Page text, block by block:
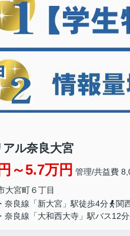
アル奈良大宮
～5.7万円 管理/共益費
大宮町６丁目
奈良線「新大宮」駅徒歩4分
関
奈良線「大和西大寺」駅バス12